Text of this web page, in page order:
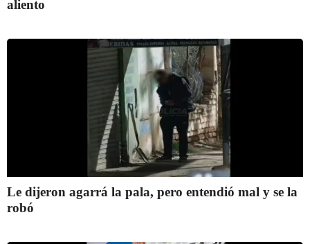
aliento
Le dijeron agarrá la pala, pero entendió mal y se la
robó